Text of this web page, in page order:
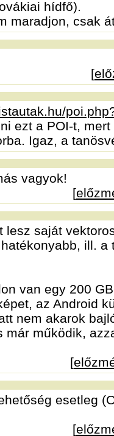
hídfő).
maradjon, csak
[
ezt a POI-t,
Igaz, a
vagyok!
[
lesz saját
ill.
van egy 200
az Android
nem akarok
már működik,
[
esetleg
[